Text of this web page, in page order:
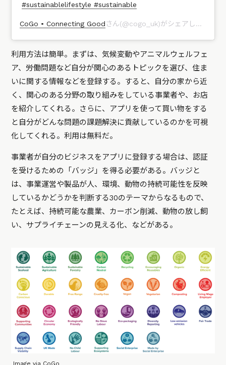
#sustainablelifestyle #sustainable
CoGo • Connecting Goodさん(@cogo_uk)がシェアした投稿 –
利用方法は簡単。まずは、気候変動やアニマルウェルフェ
ア、労働問題など自分が関心のあるトピックを選び、住ま
いに関する情報などを登録する。すると、自分の家から近
く、関心のある分野の取り組みをしている事業者や、お店
を紹介してくれる。さらに、アプリを使って買い物をする
と自分がどんな問題の課題解決に貢献しているのかを可視
化してくれる。利用は無料だ。
事業者が自分のビジネスをアプリに登録する場合は、認証
を受けるための「バッジ」を得る必要がある。バッジと
は、事業運営や製品が人、環境、動物の持続可能性を反映
しているかどうかを判断する30のテーマからなるもので、
たとえば、持続可能な農業、カーボン削減、動物の放し飼
い、サプライチェーンの見える化、などがある。